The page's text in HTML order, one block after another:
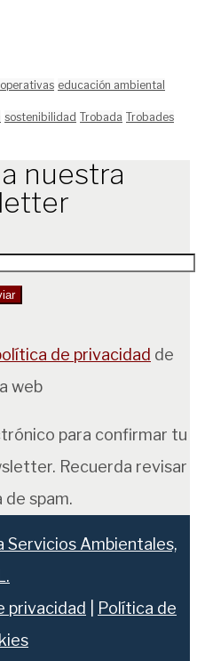
educación ambiental
sostenibilidad Trobada Trobades
nuestra
de privacidad de
web
para confirmar tu
Recuerda revisar
de spam.
Servicios Ambientales,
privacidad
Política de